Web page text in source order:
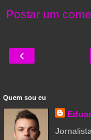
Postar um
‹
Quem sou eu